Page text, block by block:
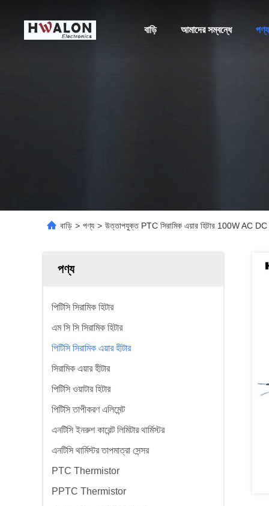
বাড়ি আমাদের সম্বন্ধে পণ্য
বাড়ি > পণ্য > উত্তাপযুক্ত PTC সিরামিক এয়ার হিটার 100W AC
পণ্য
পিটিসি সিরামিক হিটার
এম সি সি সিরামিক হিটার
পিটিসি সিরামিক এয়ার হীটার
সিরামিক এয়ার হীটার
পিটিসি ওয়াটার হিটার
পিটিসি তাপীকরণ এলিমেন্ট
এনটিসি ইনরুশ কারেন্ট লিমিটার থার্মিস্টর
এনটিসি থার্মিস্টর তাপমাত্রা সেন্সর
PTC Thermistor
PPTC Thermistor